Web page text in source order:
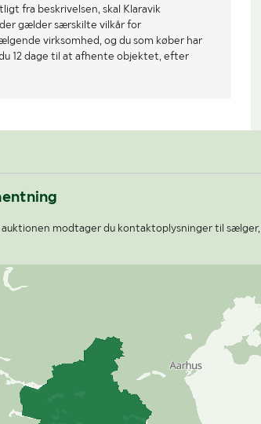
fra beskrivelsen, skal Klaravik
gælder særskilte vilkår for
virksomhed, og du som køber har
12 dage til at afhente objektet, efter
modtager du kontaktoplysninger til